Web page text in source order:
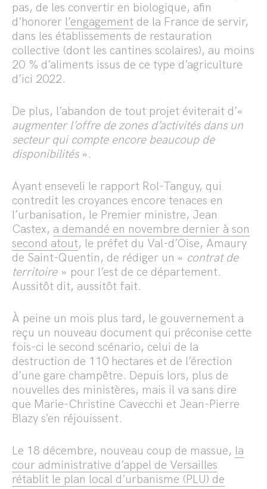
pas, de les convertir en biologique, afin
d’honorer l’engagement de la France de servir,
dans les établissements de restauration
collective (dont les cantines scolaires), au moins
20 % d’aliments issus de ce type d’agriculture
d’ici 2022.
De plus, l’abandon de tout projet éviterait d’«
augmenter l’offre de zones d’activités dans un
secteur qui compte encore beaucoup de
disponibilités ».
Ayant enseveli le rapport Rol-Tanguy, qui
contredit les croyances encore tenaces en
l’urbanisation, le Premier ministre, Jean
Castex, a demandé en novembre dernier à son
second atout, le préfet du Val-d’Oise, Amaury
de Saint-Quentin, de rédiger un « contrat de
territoire» pour l’est de ce département.
Aussitôt dit, aussitôt fait.
À peine un mois plus tard, le gouvernement a
reçu un nouveau document qui préconise cette
fois-ci le second scénario, celui de la
destruction de 110 hectares et de l’érection
d’une gare champêtre. Depuis lors, plus de
nouvelles des ministères, mais il va sans dire
que Marie-Christine Cavecchi et Jean-Pierre
Blazy s’en réjouissent.
Le 18 décembre, nouveau coup de massue, la
cour administrative d’appel de Versailles
rétablit le plan local d’urbanisme (PLU) de